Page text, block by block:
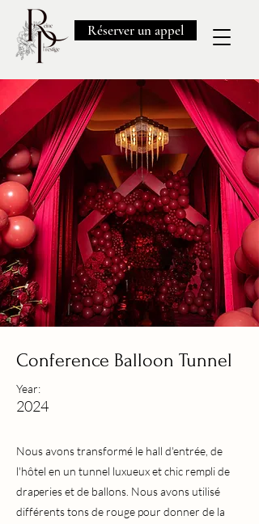
Réserver un appel
Conference Balloon Tunnel
Year:
2024
Nous avons transformé le hall d'entrée, de
l'hôtel en un tunnel luxueux et chic rempli de
draperies et de ballons. Nous avons utilisé
différents tons de rouge pour donner de la